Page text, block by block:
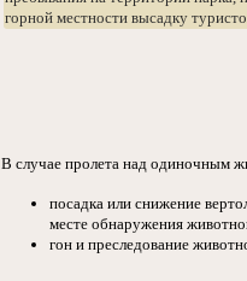
горной местности высадку
В случае пролета над одиночным
посадка или снижение
месте обнаружения
гон и преследование